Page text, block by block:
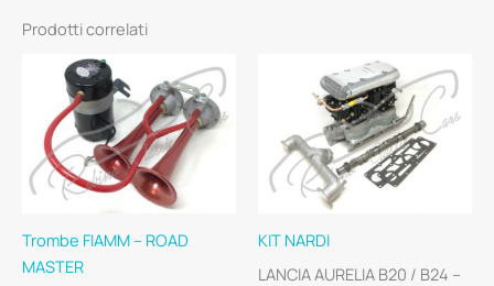
Prodotti correlati
Trombe FIAMM – ROAD
MASTER
KIT NARDI
LANCIA AURELIA B20 / B24 –